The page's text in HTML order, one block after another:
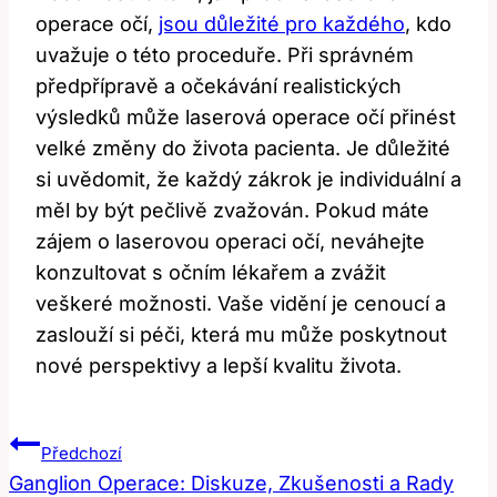
operace očí, jsou důležité pro každého, kdo
uvažuje ⁣o⁣ této proceduře. Při správném
předpřípravě a očekávání ‌realistických
výsledků může⁢ laserová operace očí přinést
velké změny do života​ pacienta. Je důležité
si uvědomit, ‍že‍ každý zákrok je individuální a
měl by být pečlivě⁣ zvažován. Pokud⁤ máte
zájem o laserovou operaci očí, ⁣neváhejte
konzultovat s očním lékařem a zvážit
veškeré možnosti. Vaše‌ vidění ‌je cenoucí ‌a
zaslouží si péči, která ⁢mu může‍ poskytnout
nové perspektivy a lepší kvalitu ⁢života.
Navigace
Pro
Předchozí
Ganglion Operace: Diskuze, Zkušenosti a Rady